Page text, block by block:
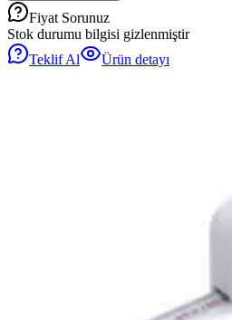
Fiyat Sorunuz
Stok durumu bilgisi gizlenmiştir
Teklif Al
Ürün detayı